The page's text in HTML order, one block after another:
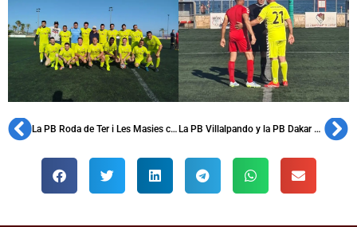
La PB Roda de Ter i Les Masies celebra su 37º aniversario y homenajea a Isidre Costa La PB Villalpando y la PB Dakar conmemoran sus aniversarios